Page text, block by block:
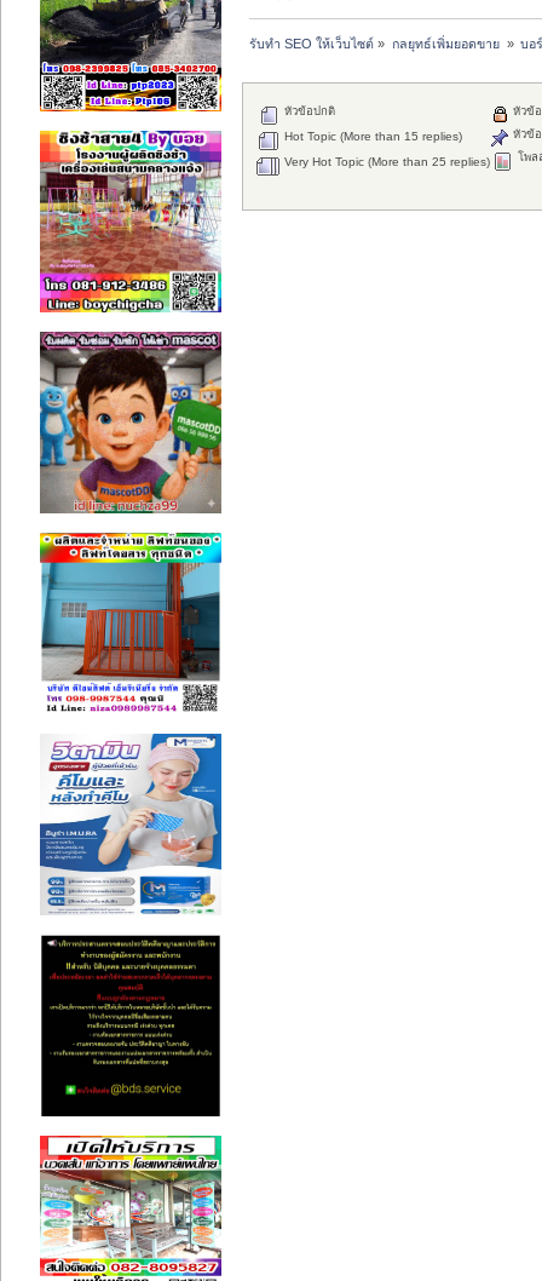
รับทำ SEO ให้เว็บไซต์ » กลยุทธ์เพิ่มยอดขาย » บอ
หัวข้อปกติ
Hot Topic (More than 15 replies)
Very Hot Topic (More than 25 replies)
หัวข้
หัวข้
โพล